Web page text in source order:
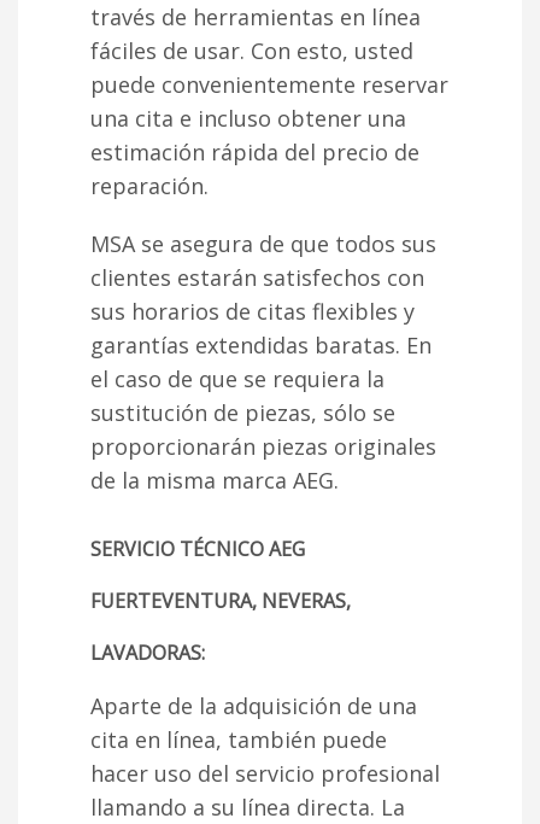
través de herramientas en línea
fáciles de usar. Con esto, usted
puede convenientemente reservar
una cita e incluso obtener una
estimación rápida del precio de
reparación.
MSA se asegura de que todos sus
clientes estarán satisfechos con
sus horarios de citas flexibles y
garantías extendidas baratas. En
el caso de que se requiera la
sustitución de piezas, sólo se
proporcionarán piezas originales
de la misma marca AEG.
SERVICIO TÉCNICO AEG
FUERTEVENTURA, NEVERAS,
LAVADORAS:
Aparte de la adquisición de una
cita en línea, también puede
hacer uso del servicio profesional
llamando a su línea directa. La